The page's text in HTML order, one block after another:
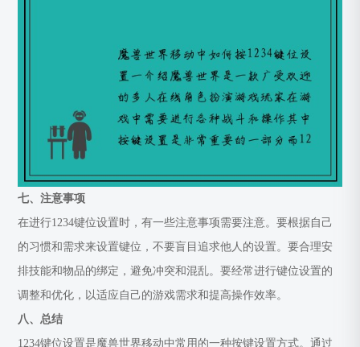
七、注意事项
在进行1234键位设置时，有一些注意事项需要注意。要根据自己
的习惯和需求来设置键位，不要盲目追求他人的设置。要合理安
排技能和物品的绑定，避免冲突和混乱。要经常进行键位设置的
调整和优化，以适应自己的游戏需求和提高操作效率。
八、总结
1234键位设置是魔兽世界移动中常用的一种按键设置方式。通过